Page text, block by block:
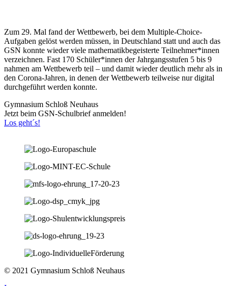
Zum 29. Mal fand der Wettbewerb, bei dem Multiple-Choice-
Aufgaben gelöst werden müssen, in Deutschland statt und auch das
GSN konnte wieder viele mathematikbegeisterte Teilnehmer*innen
verzeichnen. Fast 170 Schüler*innen der Jahrgangsstufen 5 bis 9
nahmen am Wettbewerb teil – und damit wieder deutlich mehr als in
den Corona-Jahren, in denen der Wettbewerb teilweise nur digital
durchgeführt werden konnte.
Gymnasium Schloß Neuhaus
Jetzt beim GSN-Schulbrief anmelden!
Los geht´s!
© 2021 Gymnasium Schloß Neuhaus